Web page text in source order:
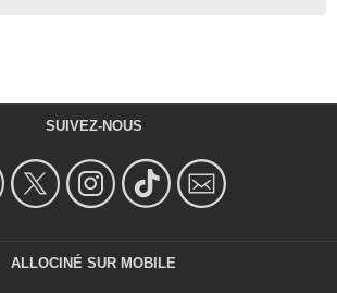
SUIVEZ-NOUS
ALLOCINÉ SUR MOBILE